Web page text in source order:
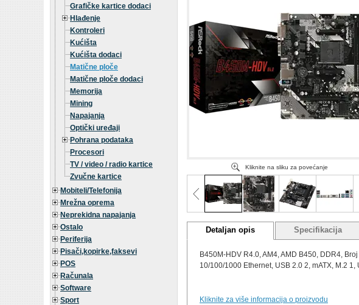
Grafičke kartice dodaci
Hlađenje
Kontroleri
Kućišta
Kućišta dodaci
Matične ploče
Matične ploče dodaci
Memorija
Mining
Napajanja
Optički uređaji
Pohrana podataka
Procesori
TV / video / radio kartice
Zvučne kartice
Mobiteli/Telefonija
Mrežna oprema
Neprekidna napajanja
Ostalo
Periferija
Pisači,kopirke,faksevi
POS
Računala
Software
Sport
Kliknite na sliku za povećanje
Detaljan opis Specifikacija
B450M-HDV R4.0, AM4, AMD B450, DDR4,
10/100/1000 Ethernet, USB 2.0 2, mATX, M.2 1,
Kliknite za više informacija o proizvodu